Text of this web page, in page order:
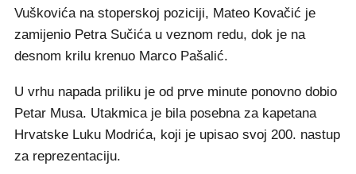
Vuškovića na stoperskoj poziciji, Mateo Kovačić je
zamijenio Petra Sučića u veznom redu, dok je na
desnom krilu krenuo Marco Pašalić.
U vrhu napada priliku je od prve minute ponovno dobio
Petar Musa. Utakmica je bila posebna za kapetana
Hrvatske Luku Modrića, koji je upisao svoj 200. nastup
za reprezentaciju.